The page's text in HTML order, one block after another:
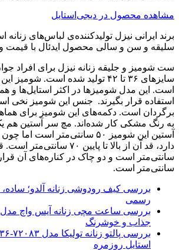
مشاهده محصول در دیجی‌استایل
برند ایرانی نیزل تولیدکننده‌ی لباس‌های زنانه
سلیقه و سن و سالی محصول ایدئال با قیمت
ست شومیز و جلیقه زنانه نیزل برای افراد
سایزهای ۳۶ تا ۴۲ تولید شده است.
است. این مدل شومیز‌ها در اکثر استایل‌ها و
استفاده قرار بگیرند. جنس این شومیز نخی
برگردان است. دکمه‌های این شومیز برای
به رنگ مشکی کار شده‌اند. مچ سر آستین هم
آستین این شومیز ۵۰ سانتی‌متر است
سانتی‌متر است.
بررسی کیف رودوشی زنانه آلدو؛ ساده،
رسمی
جذاب و خوشرنگ
استایل روزمره